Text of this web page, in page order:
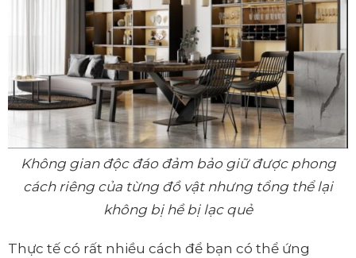
Không gian độc đáo đảm bảo giữ được phong
cách riêng của từng đồ vật nhưng tổng thể lại
không bị hề bị lạc quẻ
Thực tế có rất nhiều cách để bạn có thể ứng